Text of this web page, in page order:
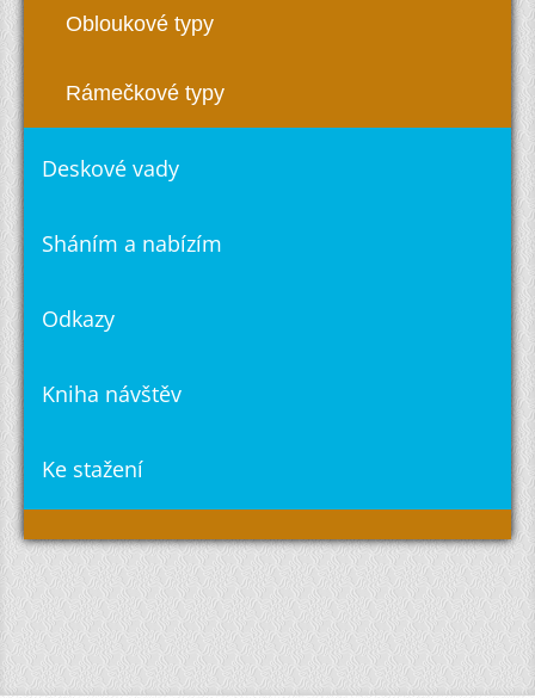
Obloukové typy
Rámečkové typy
Deskové vady
Sháním a nabízím
Odkazy
Kniha návštěv
Ke stažení